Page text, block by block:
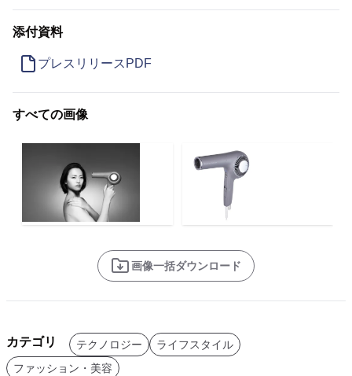
添付資料
プレスリリースPDF
すべての画像
画像一括ダウンロード
カテゴリ テクノロジー
ライフスタイル
ファッション・美容